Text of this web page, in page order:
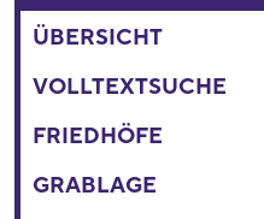
ÜBERSICHT
VOLLTEXTSUCHE
FRIEDHÖFE
GRABLAGE